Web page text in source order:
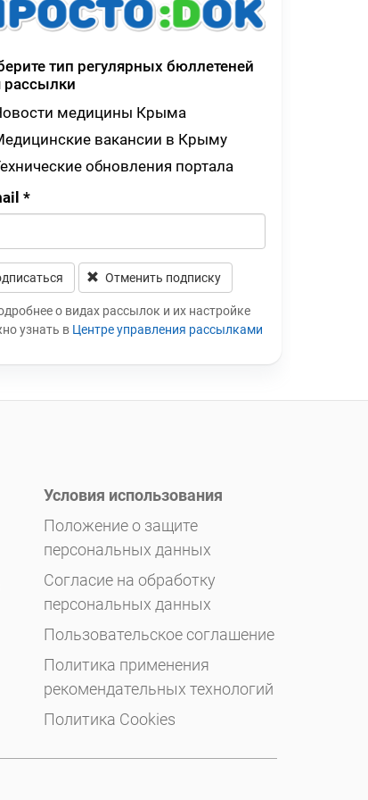
тип регулярных бюллетеней
рассылки
медицины Крыма
вакансии в Крыму
обновления портала
*
Отменить подписку
this field blank
о видах рассылок и их настройке
узнать в Центре управления рассылками
Условия использования
Положение о защите
персональных данных
Согласие на обработку
персональных данных
Пользовательское соглашение
Политика применения
рекомендательных технологий
Политика Cookies